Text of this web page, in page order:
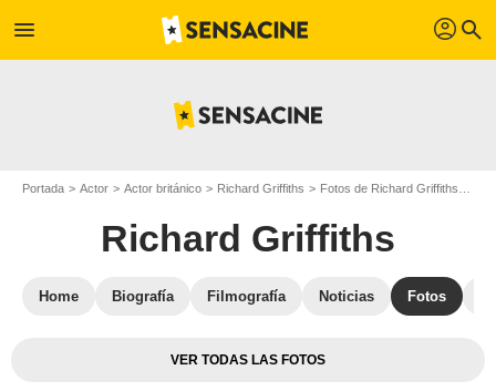
menu profil search
Portada Actor Actor británico Richard Griffiths Fotos de Richard Griffiths
Richard Griffiths
Home Biografía Filmografía Noticias Fotos
VER TODAS LAS FOTOS